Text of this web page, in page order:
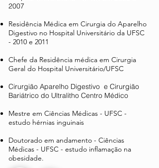
2007
Residência Médica em Cirurgia do Aparelho
Digestivo no Hospital Universitário da UFSC
- 2010 e 2011
Chefe da Residência médica em Cirurgia
Geral do Hospital Universitário/UFSC
Cirurgião Aparelho Digestivo e Cirurgião
Bariátrico do Ultralitho Centro Médico
Mestre em Ciências Médicas - UFSC -
estudo hérnias inguinais
Doutorado em andamento - Ciências
Médicas - UFSC - estudo inflamação na
obesidade.